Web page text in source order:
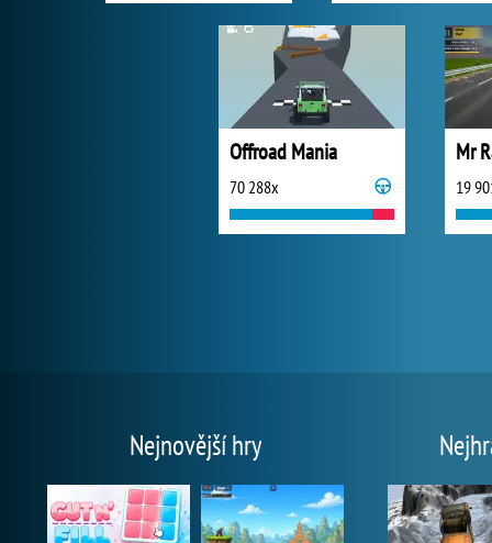
Offroad Mania
70 288x
Mr
19
Nejnovější hry